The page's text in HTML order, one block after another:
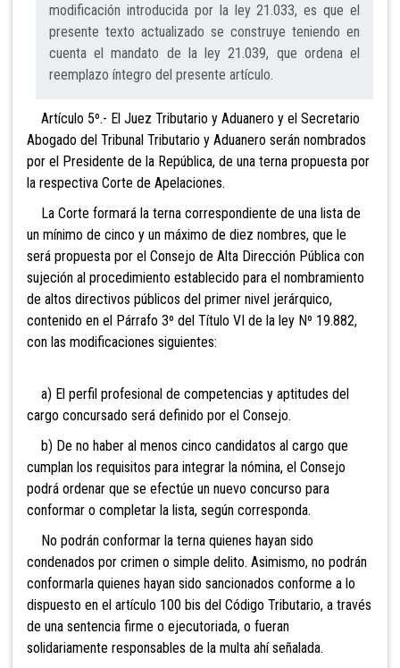
modificación introducida por la ley 21.033, es que el
presente texto actualizado se construye teniendo en
cuenta el mandato de la ley 21.039, que ordena el
reemplazo íntegro del presente artículo.
Artículo 5º.- El Juez Tributario y Aduanero y el Secretario
Abogado del Tribunal Tributario y Aduanero serán nombrados
por el Presidente de la República, de una terna propuesta por
la respectiva Corte de Apelaciones.
La Corte formará la terna correspondiente de una lista de
un mínimo de cinco y un máximo de diez nombres, que le
será propuesta por el Consejo de Alta Dirección Pública con
sujeción al procedimiento establecido para el nombramiento
de altos directivos públicos del primer nivel jerárquico,
contenido en el Párrafo 3º del Título VI de la ley Nº 19.882,
con las modificaciones siguientes:
a) El perfil profesional de competencias y aptitudes del
cargo concursado será definido por el Consejo.
b) De no haber al menos cinco candidatos al cargo que
cumplan los requisitos para integrar la nómina, el Consejo
podrá ordenar que se efectúe un nuevo concurso para
conformar o completar la lista, según corresponda.
No podrán conformar la terna quienes hayan sido
condenados por crimen o simple delito. Asimismo, no podrán
conformarla quienes hayan sido sancionados conforme a lo
dispuesto en el artículo 100 bis del Código Tributario, a través
de una sentencia firme o ejecutoriada, o fueran
solidariamente responsables de la multa ahí señalada.